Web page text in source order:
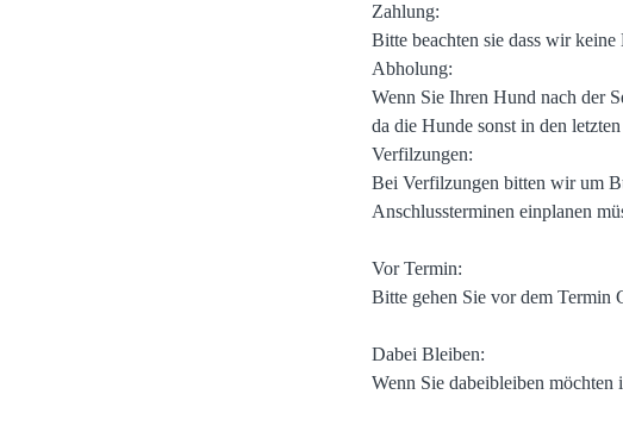
Zahlung:
Bitte beachten sie dass wir
Abholung:
Wenn Sie Ihren Hund nach der
da die Hunde sonst in den
Verfilzungen:
Bei Verfilzungen bitten wir um
Anschlussterminen einplanen
Vor Termin:
Bitte gehen Sie vor dem Termin
Dabei Bleiben: